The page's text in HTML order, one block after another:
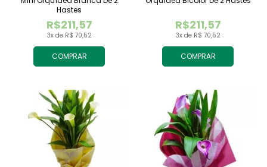
COMPRAR
3x de R$ 70,52
R$211,57
Hastes
COMPRAR
3x de R$ 70,52
R$211,57